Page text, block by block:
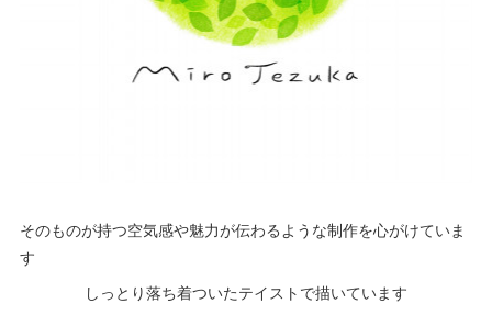
そのものが持つ空気感や魅力が伝わるような制作を心がけていま
す
しっとり落ち着ついたテイストで描いています